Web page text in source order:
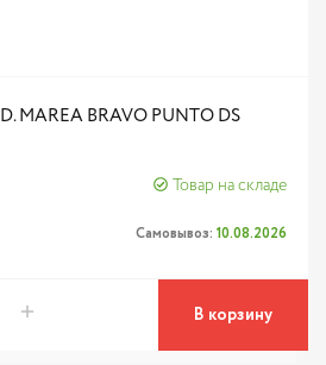
MAREA BRAVO PUNTO DS
Товар на складе
Самовывоз: 10.08.2026
В корзину